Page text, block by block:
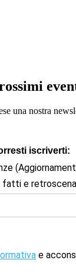
una nostra
iscriverti:
fatti e
e